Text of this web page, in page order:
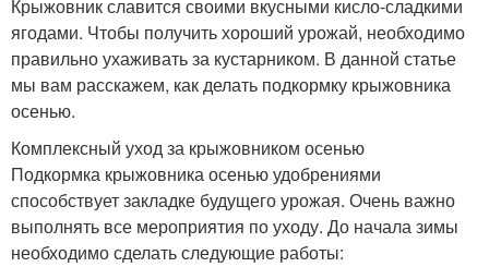
Крыжовник славится своими вкусными кисло-сладкими
ягодами. Чтобы получить хороший урожай, необходимо
правильно ухаживать за кустарником. В данной статье
мы вам расскажем, как делать подкормку крыжовника
осенью.
Комплексный уход за крыжовником осенью
Подкормка крыжовника осенью удобрениями
способствует закладке будущего урожая. Очень важно
выполнять все мероприятия по уходу. До начала зимы
необходимо сделать следующие работы: